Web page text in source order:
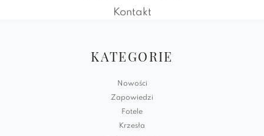
Kontakt
KATEGORIE
Nowości
Zapowiedzi
Fotele
Krzesła